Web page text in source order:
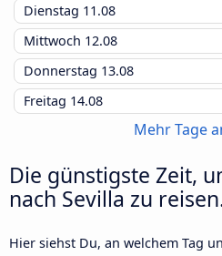
Dienstag 11.08
Mittwoch 12.08
Donnerstag 13.08
Freitag 14.08
Mehr Tage
Die günstigste Zeit,
nach Sevilla zu
Hier siehst Du, an welchem Tag